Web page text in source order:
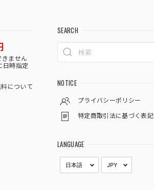
きません
日時指定
について
SEARCH
NOTICE
プライバシーポリシー
特定商取引法に基づく表記
LANGUAGE